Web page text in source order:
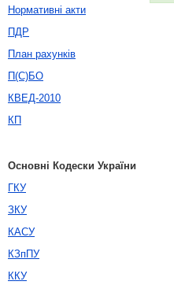
Нормативні акти
ПДР
План рахунків
П(С)БО
КВЕД-2010
КП
Основні Кодески України
ГКУ
ЗКУ
КАСУ
КЗпПУ
ККУ